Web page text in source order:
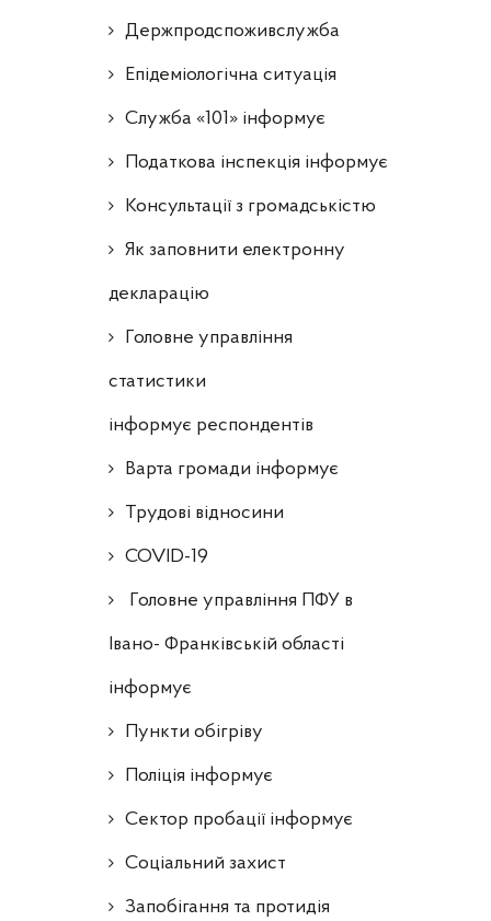
Держпродспоживслужба
Епідеміологічна ситуація
Служба «101» інформує
Податкова інспекція інформує
Консультації з громадськістю
Як заповнити електронну
декларацію
Головне управління
статистики
інформує респондентів
Варта громади інформує
Трудові відносини
COVID-19
Головне управління ПФУ в
Івано- Франківській області
інформує
Пункти обігріву
Поліція інформує
Сектор пробації інформує
Соціальний захист
Запобігання та протидія